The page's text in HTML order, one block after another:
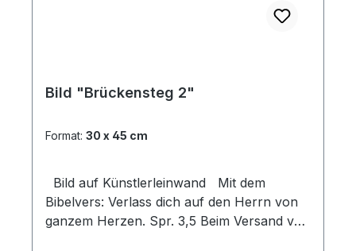
Bild "Brückensteg 2"
Format: 30 x 45 cm
Bild auf Künstlerleinwand Mit dem
Bibelvers: Verlass dich auf den Herrn von
ganzem Herzen. Spr. 3,5 Beim Versand von